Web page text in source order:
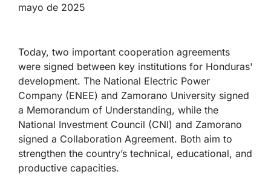
mayo de 2025
Today, two important cooperation agreements
were signed between key institutions for Honduras'
development. The National Electric Power
Company (ENEE) and Zamorano University signed
a Memorandum of Understanding, while the
National Investment Council (CNI) and Zamorano
signed a Collaboration Agreement. Both aim to
strengthen the country’s technical, educational, and
productive capacities.